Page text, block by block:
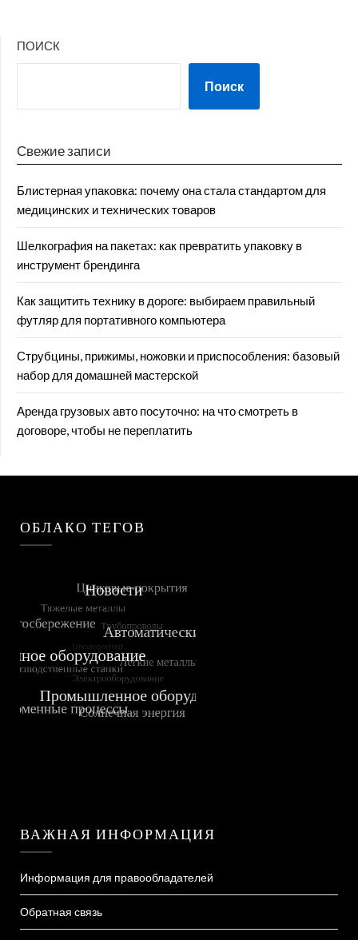
ПОИСК
Поиск
Свежие записи
Блистерная упаковка: почему она стала стандартом для
медицинских и технических товаров
Шелкография на пакетах: как превратить упаковку в
инструмент брендинга
Как защитить технику в дороге: выбираем правильный
футляр для портативного компьютера
Струбцины, прижимы, ножовки и приспособления: базовый
набор для домашней мастерской
Аренда грузовых авто посуточно: на что смотреть в
договоре, чтобы не переплатить
ОБЛАКО ТЕГОВ
ВАЖНАЯ ИНФОРМАЦИЯ
Информация для правообладателей
Обратная связь